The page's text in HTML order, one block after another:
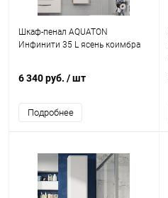
Шкаф-пенал AQUATON
Инфинити 35 L ясень коимбра
6 340 руб. / шт
Подробнее